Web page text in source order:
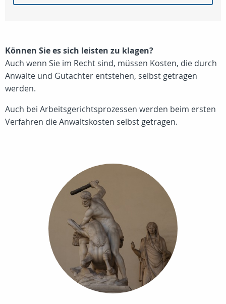
Können Sie es sich leisten zu klagen?
Auch wenn Sie im Recht sind, müssen Kosten, die durch
Anwälte und Gutachter entstehen, selbst getragen
werden.
Auch bei Arbeitsgerichtsprozessen werden beim ersten
Verfahren die Anwaltskosten selbst getragen.